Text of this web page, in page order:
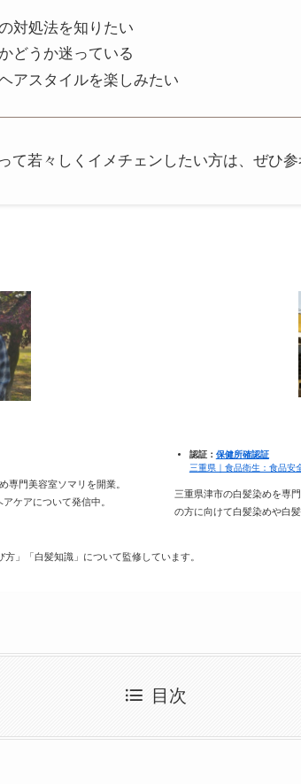
対処法を知りたい
どうか迷っている
アスタイルを楽しみたい
て若々しくイメチェンしたい方は、ぜひ参
専門美容室ソマリを開業。
ケアについて発信中。
認証： 保健所確認証
三重県｜食品衛生：食品安
三重県津市の白髪染めを専
の方に向けて白髪染めや白
」「白髪知識」について監修しています。
目次